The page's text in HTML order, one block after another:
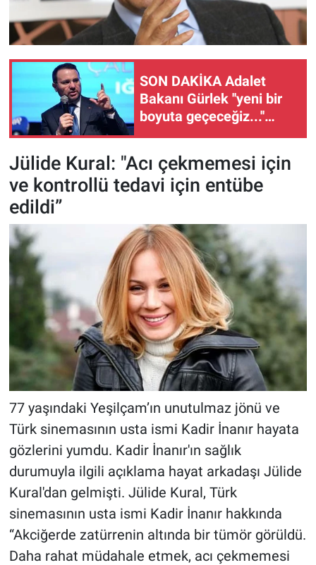
SON DAKİKA Adalet
Bakanı Gürlek ''yeni bir
boyuta geçeceğiz...''
Jülide Kural: "Acı çekmemesi için
ve kontrollü tedavi için entübe
edildi”
77 yaşındaki Yeşilçam’ın unutulmaz jönü ve
Türk sinemasının usta ismi Kadir İnanır hayata
gözlerini yumdu. Kadir İnanır'ın sağlık
durumuyla ilgili açıklama hayat arkadaşı Jülide
Kural'dan gelmişti. Jülide Kural, Türk
sinemasının usta ismi Kadir İnanır hakkında
“Akciğerde zatürrenin altında bir tümör görüldü.
Daha rahat müdahale etmek, acı çekmemesi